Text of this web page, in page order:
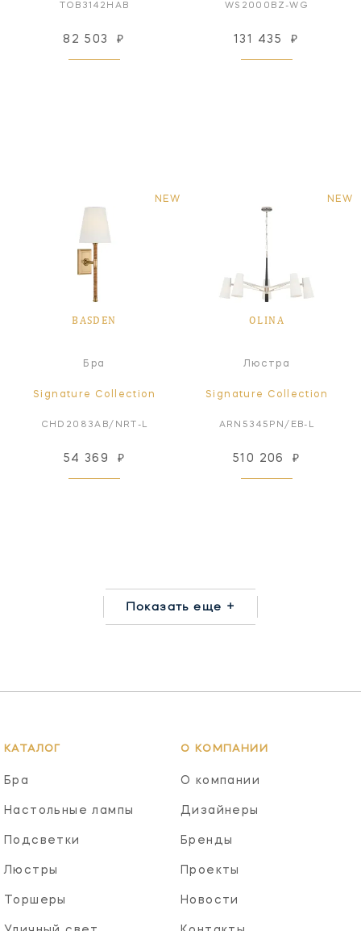
TOB3142HAB
82 503 ₽
WS2000BZ-WG
131 435 ₽
NEW
BASDEN
Бра
Signature Collection
CHD2083AB/NRT-L
54 369 ₽
NEW
OLINA
Люстра
Signature Collection
ARN5345PN/EB-L
510 206 ₽
Показать еще +
КАТАЛОГ
Бра
Настольные лампы
Подсветки
Люстры
Торшеры
О КОМПАНИИ
О компании
Дизайнеры
Бренды
Проекты
Новости